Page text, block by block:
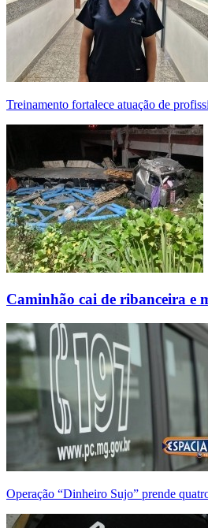
Treinamento fortalece atuação de
Caminhão cai de ribanceira e
Operação “Dinheiro Sujo” prende